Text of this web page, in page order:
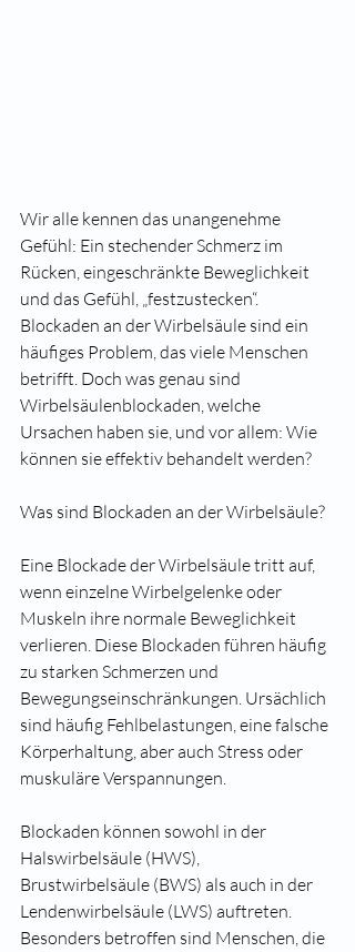
Wir alle kennen das unangenehme
Gefühl: Ein stechender Schmerz im
Rücken, eingeschränkte Beweglichkeit
und das Gefühl, „festzustecken“.
Blockaden an der Wirbelsäule sind ein
häufiges Problem, das viele Menschen
betrifft. Doch was genau sind
Wirbelsäulenblockaden, welche
Ursachen haben sie, und vor allem: Wie
können sie effektiv behandelt werden?
Was sind Blockaden an der Wirbelsäule?
Eine Blockade der Wirbelsäule tritt auf,
wenn einzelne Wirbelgelenke oder
Muskeln ihre normale Beweglichkeit
verlieren. Diese Blockaden führen häufig
zu starken Schmerzen und
Bewegungseinschränkungen. Ursächlich
sind häufig Fehlbelastungen, eine falsche
Körperhaltung, aber auch Stress oder
muskuläre Verspannungen.
Blockaden können sowohl in der
Halswirbelsäule (HWS),
Brustwirbelsäule (BWS) als auch in der
Lendenwirbelsäule (LWS) auftreten.
Besonders betroffen sind Menschen, die